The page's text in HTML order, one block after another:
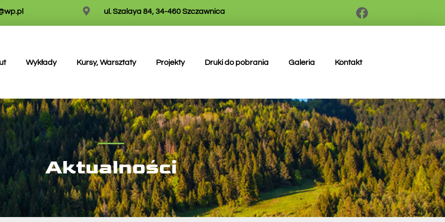
ul. Szalaya 84, 34-460 Szczawnica
Wykłady Kursy, Warsztaty Projekty Druki do pobrania Galeria Kontakt
Aktualności